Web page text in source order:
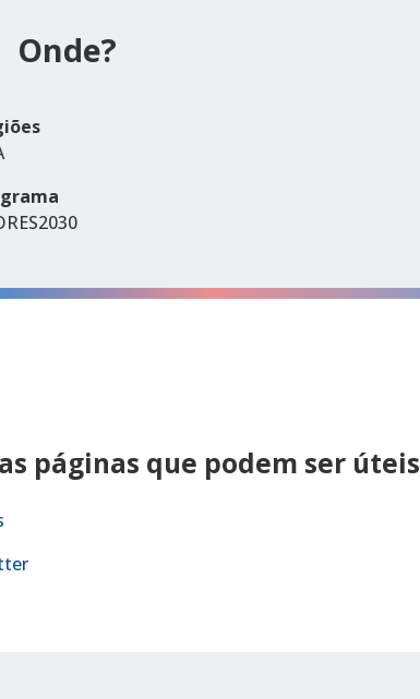
Onde?
páginas que podem ser úteis